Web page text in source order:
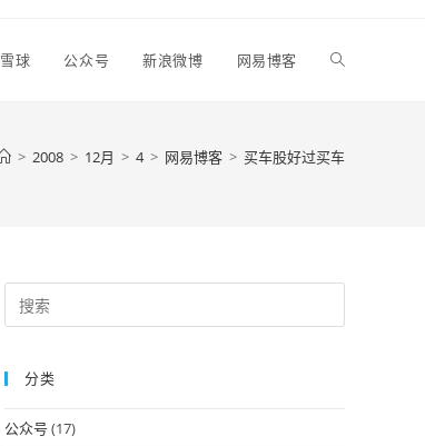
雪球 公众号 新浪微博 网易博客 Toggle
> 2008 > 12月 > 4 > 网易博客 > 买车股好过买车
Escape
分类
公众号 (17)